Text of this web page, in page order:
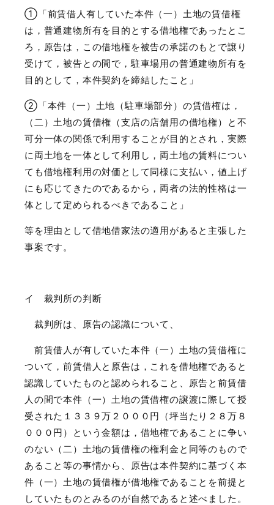
①「前賃借人有していた本件（一）土地の賃借権
は，普通建物所有を目的とする借地権であったとこ
ろ，原告は，この借地権を被告の承諾のもとで譲り
受けて，被告との間で，駐車場用の普通建物所有を
目的として，本件契約を締結したこと」
②「本件（一）土地（駐車場部分）の賃借権は，
（二）土地の賃借権（支店の店舗用の借地権）と不
可分一体の関係で利用することが目的とされ，実際
に両土地を一体として利用し，両土地の賃料につい
ても借地権利用の対価として同様に支払い，値上げ
にも応じてきたのであるから，両者の法的性格は一
体として定められるべきであること」
等を理由として借地借家法の適用があると主張した
事案です。
イ 裁判所の判断
裁判所は、原告の認識について、
前賃借人が有していた本件（一）土地の賃借権に
ついて，前賃借人と原告は，これを借地権であると
認識していたものと認められること、原告と前賃借
人の間で本件（一）土地の賃借権の譲渡に際して授
受された１３３９万２０００円（坪当たり２８万８
０００円）という金額は，借地権であることに争い
のない（二）土地の賃借権の権利金と同等のもので
あること等の事情から、原告は本件契約に基づく本
件（一）土地の賃借権が借地権であることを前提と
していたものとみるのが自然であると述べました。